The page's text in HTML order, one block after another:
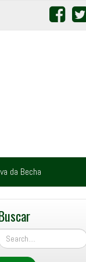
da Becha